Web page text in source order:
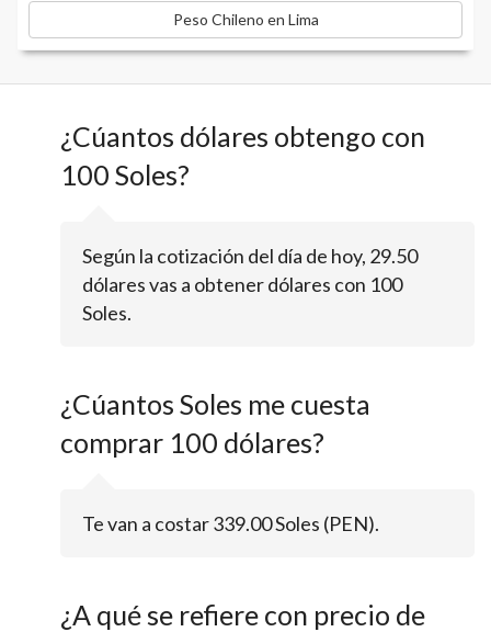
Peso Chileno en Lima
¿Cúantos dólares obtengo con
100 Soles?
Según la cotización del día de hoy, 29.50
dólares vas a obtener dólares con 100
Soles.
¿Cúantos Soles me cuesta
comprar 100 dólares?
Te van a costar 339.00 Soles (PEN).
¿A qué se refiere con precio de